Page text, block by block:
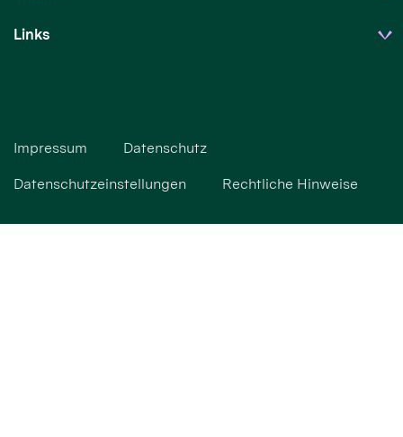
Links
Impressum Datenschutz
Datenschutzeinstellungen Rechtliche Hinweise